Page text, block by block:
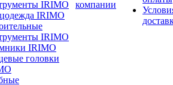
IRIMO
IRIMO
IRIMO
IRIMO
головки
компании